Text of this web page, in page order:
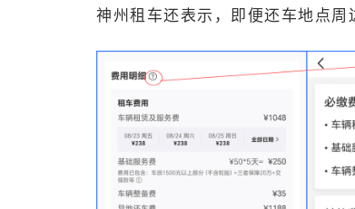
神州租车还表示，即便还车地点周